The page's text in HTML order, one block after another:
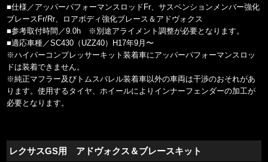
■仕様／アッパーパフォーマンスロッドFr、サスペンションメンバー強化
ブレースFr/Rr、ロアボディ強化ブレース＆アドヴォクス
■参考取付時間／9.0h ※別途アライメント調整が必要となります。
■適応車種／SC430（UZZ40）H17年9月〜
※ハイパーコンプレッサーキット装着車にアッパーパフォーマンスロッ
ドは装着できません。
※純正マフラー及びトムスバレル装着車以外の車両は干渉のおそれがあ
ります。使用するタイヤ、ホイールによりインナーフェンダーの加工が
必要となります。
レクサスGS用 アドヴォクス＆ブレースキット